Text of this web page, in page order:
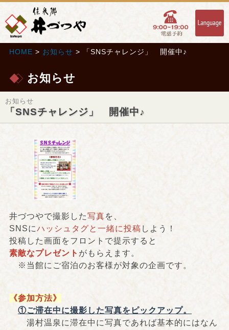
HOME > お知らせ > 「SNSチャレンジ」 開催中♪
お知らせ
お知らせ
「SNSチャレンジ」 開催中♪
井づつやで撮影した写真を、
SNSにハッシュタグと一緒に投稿 しよう！
投稿した画面をフロントで提示すると
素敵なプレゼント がもらえます。
※当館にご宿泊のお客様が対象の企画です。
《参加方法》
①ご滞在中に撮影した写真をピックアップ。
湯村温泉に滞在中に写真であれば基本的にはなん